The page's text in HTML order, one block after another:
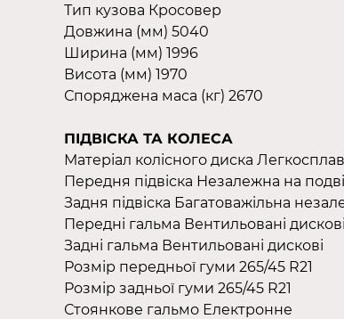
Тип кузова Кросовер
Довжина (мм) 5040
Ширина (мм) 1996
Висота (мм) 1970
Споряджена маса (кг) 2670
ПІДВІСКА ТА КОЛЕСА
Матеріал колісного диска
Передня підвіска Незалежна на
Задня підвіска Багатоважільна
Передні гальма Вентильовані дискові
Задні гальма Вентильовані дискові
Розмір передньої гуми 265/45 R21
Розмір задньої гуми 265/45 R21
Стоянкове гальмо Електронне